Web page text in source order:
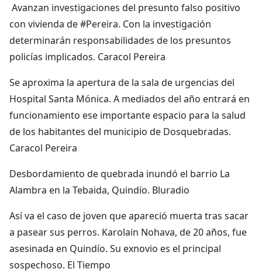
Avanzan investigaciones del presunto falso positivo
con vivienda de #Pereira. Con la investigación
determinarán responsabilidades de los presuntos
policías implicados. Caracol Pereira
Se aproxima la apertura de la sala de urgencias del
Hospital Santa Mónica. A mediados del año entrará en
funcionamiento ese importante espacio para la salud
de los habitantes del municipio de Dosquebradas.
Caracol Pereira
Desbordamiento de quebrada inundó el barrio La
Alambra en la Tebaida, Quindío. Bluradio
Así va el caso de joven que apareció muerta tras sacar
a pasear sus perros. Karolain Nohava, de 20 años, fue
asesinada en Quindío. Su exnovio es el principal
sospechoso. El Tiempo